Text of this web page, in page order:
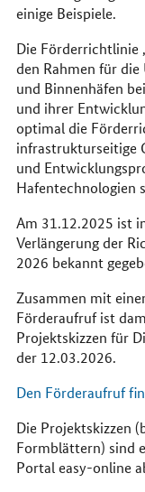
einige Beispiele.
Die Förderrichtlinie
den Rahmen für
und Binnenhäfen
und ihrer
optimal die
infrastrukturseitige
und
Hafentechnologien
Am 31.12.2025 ist
Verlängerung der
2026 bekannt
Zusammen mit
Förderaufruf ist
Projektskizzen für
der 12.03.2026.
Den Förderaufruf
Die Projektskizzen
Formblättern) sind
Portal easy-online